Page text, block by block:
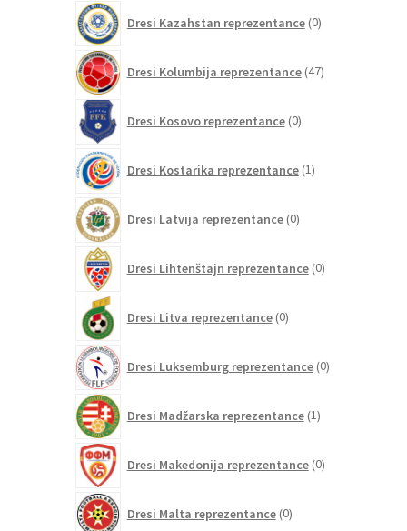
Dresi Kazahstan reprezentance 0izdelkov
Dresi Kolumbija reprezentance 47izdelkov
Dresi Kosovo reprezentance 0izdelkov
Dresi Kostarika reprezentance 1izdelek
Dresi Latvija reprezentance 0izdelkov
Dresi Lihtenštajn reprezentance 0izdelkov
Dresi Litva reprezentance 0izdelkov
Dresi Luksemburg reprezentance 0izdelkov
Dresi Madžarska reprezentance 1izdelek
Dresi Makedonija reprezentance 0izdelkov
Dresi Malta reprezentance 0izdelkov